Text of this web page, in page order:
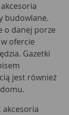
budowlane.
o danej porze
ofercie
Gazetki
jest również
akcesoria